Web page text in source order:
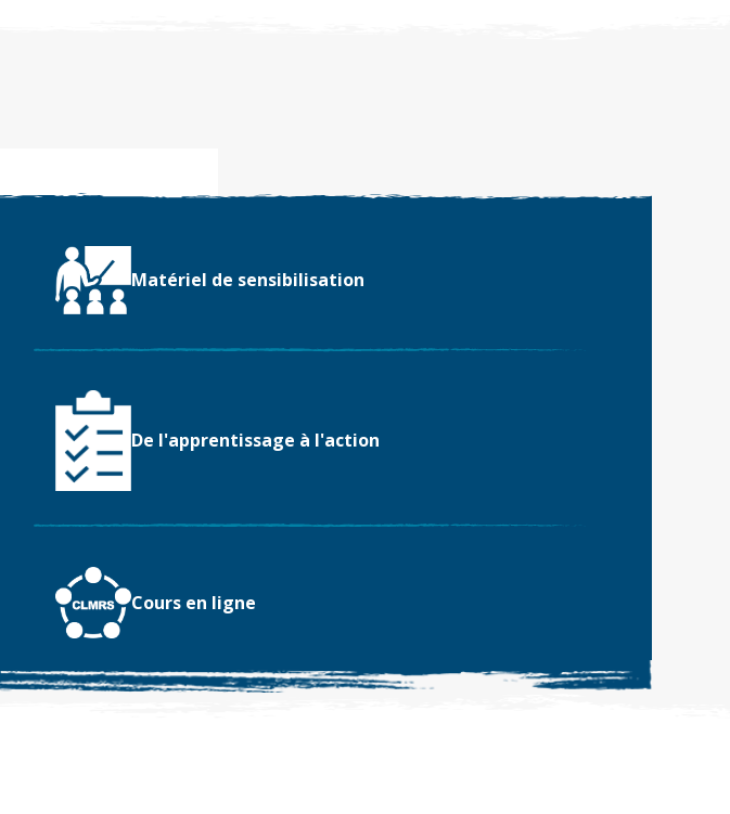
Matériel de sensibilisation
De l'apprentissage à l'action
Cours en ligne